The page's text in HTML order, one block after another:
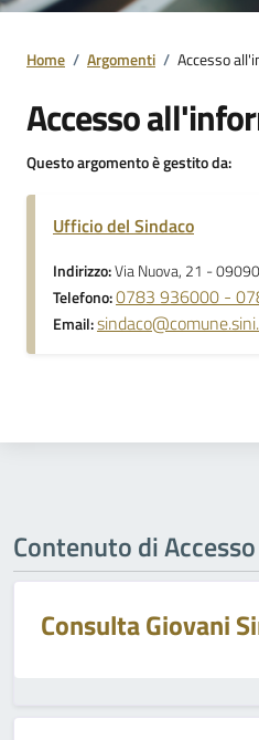
Home / Argomenti / Accesso
Accesso
Questo argomento è gestito da:
Ufficio del Sindaco
Indirizzo:Via Nuova, 21 -
Telefono:0783 936000 -
Email:
Contenuto di
Consulta Giovani